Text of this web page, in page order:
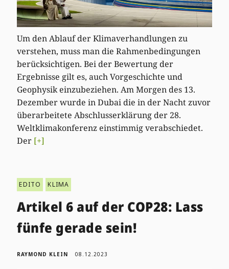
Um den Ablauf der Klimaverhandlungen zu
verstehen, muss man die Rahmenbedingungen
berücksichtigen. Bei der Bewertung der
Ergebnisse gilt es, auch Vorgeschichte und
Geophysik einzubeziehen. Am Morgen des 13.
Dezember wurde in Dubai die in der Nacht zuvor
überarbeitete Abschlusserklärung der 28.
Weltklimakonferenz einstimmig verabschiedet.
Der [+]
EDITO KLIMA
Artikel 6 auf der COP28: Lass
fünfe gerade sein!
RAYMOND KLEIN 08.12.2023